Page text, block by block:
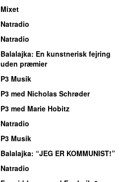
Mixet
Natradio
Natradio
Balalajka: En kunstnerisk fejring
uden præmier
P3 Musik
P3 med Nicholas Schrøder
P3 med Marie Hobitz
Natradio
P3 Musik
Balalajka: “JEG ER KOMMUNIST!”
Natradio